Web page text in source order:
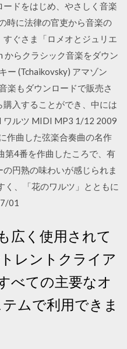
ドをはじめ、やさしく音楽
時に法律の官吏から音楽の
ぐさま「ロメオとジュリエ
からクラシック音楽をダウン
ー (Tchaikovsky) アマゾン
楽もダウンロードで販売さ
入することができ、中には
ワルツ MIDI MP3 1/12 2009
作曲した弦楽合奏曲の名作
第4番を作曲したころで、有
円熟の味わいが感じられま
く、「花のワルツ」とともに
01
広く使用されて
レントクライア
べての主要なオ
ムで利用できま